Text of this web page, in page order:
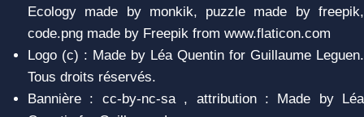
Ecology made by monkik, puzzle made by freepik,
code.png made by Freepik from www.flaticon.com
Logo (c) : Made by Léa Quentin for Guillaume Leguen.
Tous droits réservés.
Bannière : cc-by-nc-sa , attribution : Made by Léa